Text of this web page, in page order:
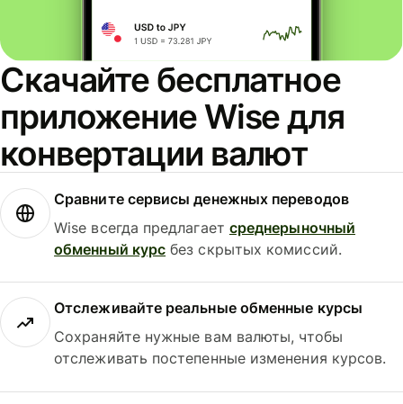
Скачайте бесплатное
приложение Wise для
конвертации валют
Сравните сервисы денежных переводов
Wise всегда предлагает среднерыночный
обменный курс без скрытых комиссий.
Отслеживайте реальные обменные курсы
Сохраняйте нужные вам валюты, чтобы
отслеживать постепенные изменения курсов.